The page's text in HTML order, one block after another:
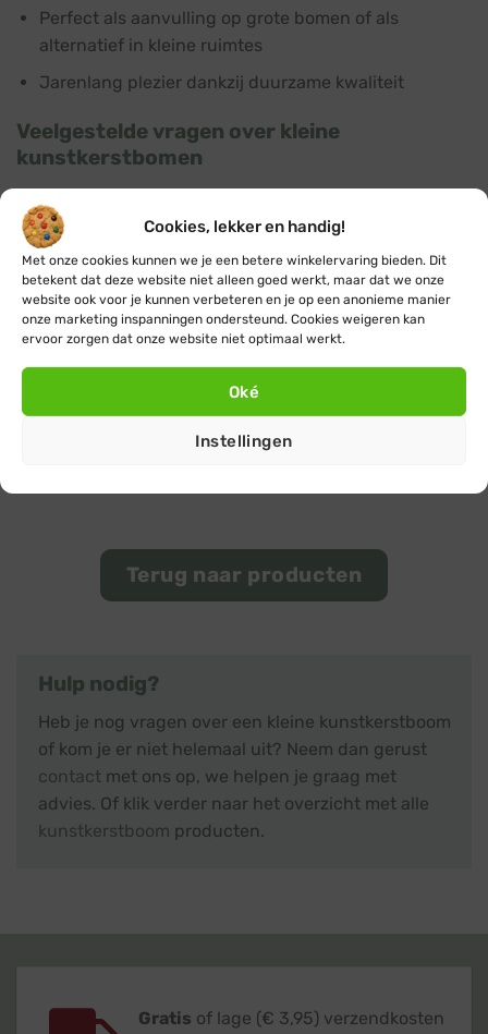
Cookies, lekker en handig!
Met onze cookies kunnen we je een betere winkelervaring bieden. Dit
betekent dat deze website niet alleen goed werkt, maar dat we onze
website ook voor je kunnen verbeteren en je op een anonieme manier
onze marketing inspanningen ondersteund. Cookies weigeren kan
ervoor zorgen dat onze website niet optimaal werkt.
Oké
Instellingen
Perfect als aanvulling op grote bomen of als
alternatief in kleine ruimtes
Jarenlang plezier dankzij duurzame kwaliteit
Veelgestelde vragen over kleine
kunstkerstbomen
Waar kan ik een kleine kunstkerstboom het beste
plaatsen?
Kleine kunstkerstbomen kun je het beste plaatsen waar
jij denkt dat ze het beste staan. Veelvoorkomende
plekken zijn tafels, hoeken, hallen en entree's.
Hoe ruim ik een kleine kunstkerstboom op?
Onze kleine kunstkerstbomen kun je gemakkelijk in de
goed bewaard kun je er tot wel 10 jaar of langer van
Terug naar producten
Hulp nodig?
Heb je nog vragen over een kleine kunstkerstboom
of kom je er niet helemaal uit? Neem dan gerust
contact met ons op, we helpen je graag met
advies. Of klik verder naar het overzicht met alle
kunstkerstboom producten.
Gratis of lage (€ 3,95) verzendkosten